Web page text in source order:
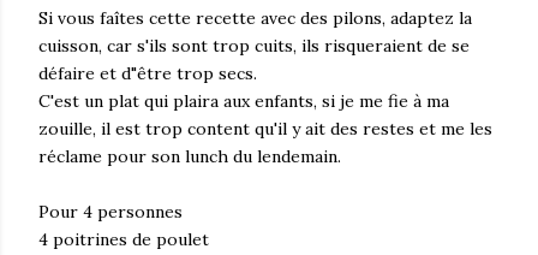
Si vous faîtes cette recette avec des pilons, adaptez la
cuisson, car s'ils sont trop cuits, ils risqueraient de se
défaire et d"être trop secs.
C'est un plat qui plaira aux enfants, si je me fie à ma
zouille, il est trop content qu'il y ait des restes et me les
réclame pour son lunch du lendemain.
Pour 4 personnes
4 poitrines de poulet